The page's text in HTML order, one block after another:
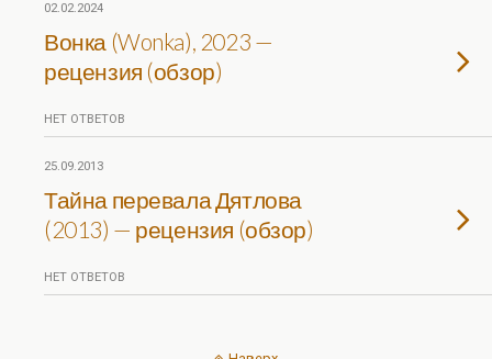
02.02.2024
Вонка (Wonka), 2023 —
рецензия (обзор)
НЕТ ОТВЕТОВ
25.09.2013
Тайна перевала Дятлова
(2013) — рецензия (обзор)
НЕТ ОТВЕТОВ